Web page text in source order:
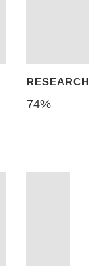
RESEARCH
74%